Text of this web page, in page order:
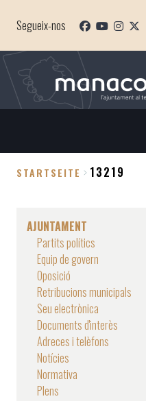
Segueix-nos
STARTSEITE 13219
AJUNTAMENT
Partits polítics
Equip de govern
Oposició
Retribucions municipals
Seu electrònica
Documents d'interès
Adreces i telèfons
Notícies
Normativa
Plens